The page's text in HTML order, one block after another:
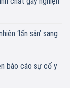
‘lấn sân’ sang
báo cáo sự cố y